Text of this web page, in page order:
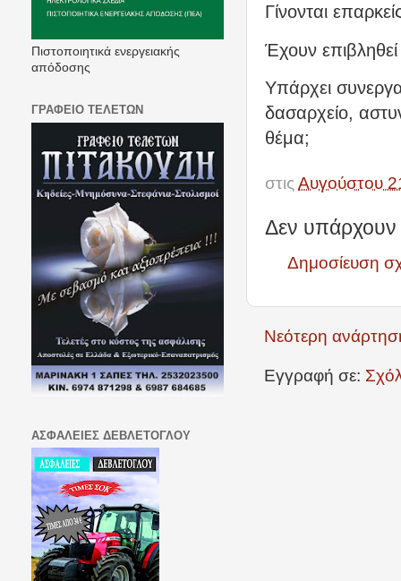
Γίνονται
Έχουν
Υπάρχει
δασαρχείο,
θέμα;
στις Αυγούστου
Δεν υπάρχουν
Δημοσίευση
Νεότερη
Εγγραφή σε:
Πιστοποιητικά ενεργειακής
απόδοσης
ΓΡΑΦΕΙΟ ΤΕΛΕΤΩΝ
ΑΣΦΑΛΕΙΕΣ ΔΕΒΛΕΤΟΓΛΟΥ